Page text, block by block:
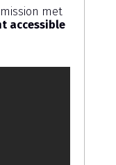
met
accessible